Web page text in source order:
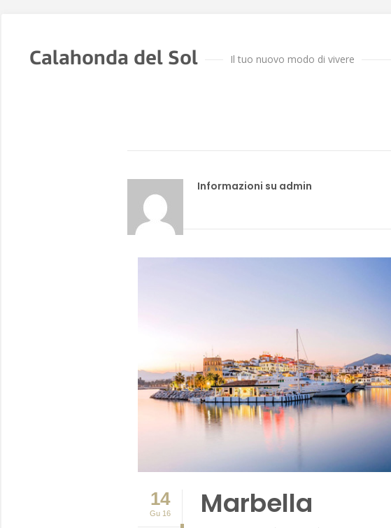
Calahonda del Sol Il tuo nuovo modo di vivere
Informazioni su admin
14
Gu 16 Marbella